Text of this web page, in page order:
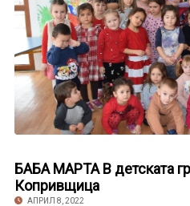
БАБА МАРТА В детската
Копривщица
АПРИЛ 8, 2022